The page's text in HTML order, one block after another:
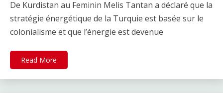
De Kurdistan au Feminin Melis Tantan a déclaré que la
stratégie énergétique de la Turquie est basée sur le
colonialisme et que l’énergie est devenue
Read More